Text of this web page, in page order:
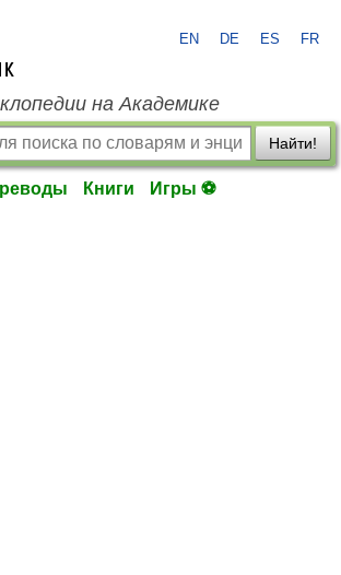
EN DE ES FR
на Академике
Найти!
Книги Игры ⚽